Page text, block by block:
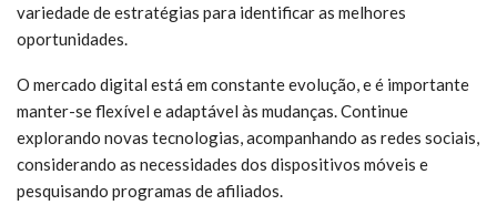
variedade de estratégias para identificar as melhores
oportunidades.
O mercado digital está em constante evolução, e é importante
manter-se flexível e adaptável às mudanças. Continue
explorando novas tecnologias, acompanhando as redes sociais,
considerando as necessidades dos dispositivos móveis e
pesquisando programas de afiliados.